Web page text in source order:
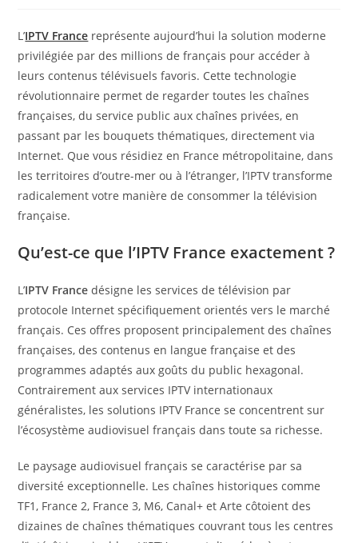
L’IPTV France représente aujourd’hui la solution moderne
privilégiée par des millions de français pour accéder à
leurs contenus télévisuels favoris. Cette technologie
révolutionnaire permet de regarder toutes les chaînes
françaises, du service public aux chaînes privées, en
passant par les bouquets thématiques, directement via
Internet. Que vous résidiez en France métropolitaine, dans
les territoires d’outre-mer ou à l’étranger, l’IPTV transforme
radicalement votre manière de consommer la télévision
française.
Qu’est-ce que l’IPTV France exactement ?
L’IPTV France désigne les services de télévision par
protocole Internet spécifiquement orientés vers le marché
français. Ces offres proposent principalement des chaînes
françaises, des contenus en langue française et des
programmes adaptés aux goûts du public hexagonal.
Contrairement aux services IPTV internationaux
généralistes, les solutions IPTV France se concentrent sur
l’écosystème audiovisuel français dans toute sa richesse.
Le paysage audiovisuel français se caractérise par sa
diversité exceptionnelle. Les chaînes historiques comme
TF1, France 2, France 3, M6, Canal+ et Arte côtoient des
dizaines de chaînes thématiques couvrant tous les centres